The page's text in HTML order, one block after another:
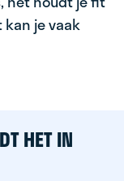
je vaak
HET IN